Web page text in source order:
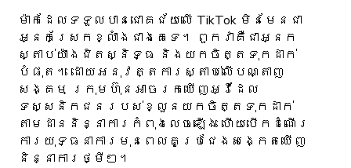
ម៉ាកដែលទទួលបានជោគជ័យលើ TikTok មិនមែនជា
អ្នកស្រែកខ្លាំងជាងគេទេ។ ពួកវាគឺជាអ្នក
ស្តាប់យ៉ាងជិតស្និទ្ធ និងយកចិត្តទុកដាក់
បំផុត។ ដោយអនុវត្តការស្តាប់លើបណ្តាញ
សង្គម ក្រុមហ៊ុនអាចរកឃើញអ្វីដែល
ទស្សនិកជនរបស់ខ្លួនយកចិត្តទុកដាក់
តាមដាននិន្នាការកំពុងលេចឡើង ហើយបើកដំណើរ
ការយុទ្ធនាការមុនពេលគូប្រជែងសង្កេតឃើញ
និន្នាការថ្មីៗ។